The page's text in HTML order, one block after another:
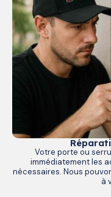
Votre porte ou
immédiatement les
nécessaires. Nous
à